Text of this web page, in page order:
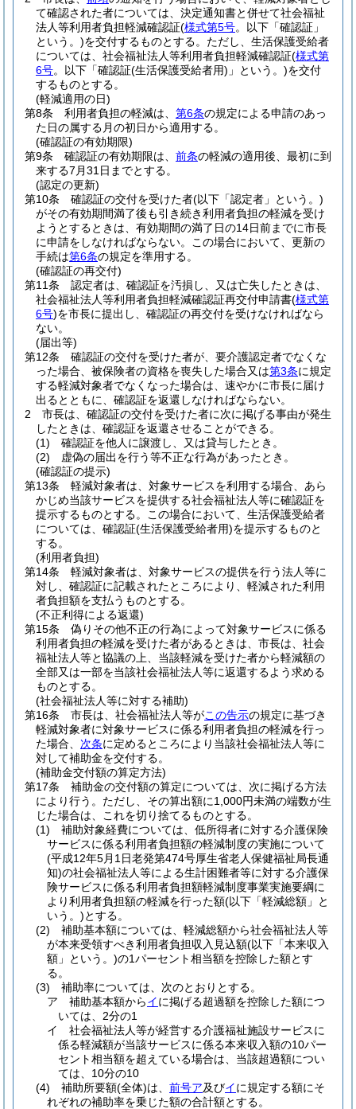
て確認された者については、決定通知書と併せて社会福祉
法人等利用者負担軽減確認証(様式第5号。以下「確認証」
という。)を交付するものとする。 ただし、生活保護受給者
については、社会福祉法人等利用者負担軽減確認証(様式第
6号。以下「確認証(生活保護受給者用) 」という。)を交付
するものとする。
(軽減適用の日)
第8条
利用者負担の軽減は、 第6条の規定による申請のあっ
た日の属する月の初日から適用する。
(確認証の有効期限)
第9条
確認証の有効期限は、 前条の軽減の適用後、最初に到
来する7月31日までとする。
(認定の更新)
第10条
確認証の交付を受けた者(以下「認定者」という。)
がその有効期間満了後も引き続き利用者負担の軽減を受け
ようとするときは、有効期間の満了日の14日前までに市長
に申請をしなければならない。
この場合において、更新の
手続は第6条の規定を準用する。
(確認証の再交付)
第11条
認定者は、確認証を汚損し、又は亡失したときは、
社会福祉法人等利用者負担軽減確認証再交付申請書(様式第
6号)を市長に提出し、確認証の再交付を受けなければなら
ない。
(届出等)
第12条
確認証の交付を受けた者が、要介護認定者でなくな
った場合、被保険者の資格を喪失した場合又は第3条に規定
する軽減対象者でなくなった場合は、速やかに市長に届け
出るとともに、確認証を返還しなければならない。
2
市長は、確認証の交付を受けた者に次に掲げる事由が発生
したときは、確認証を返還させることができる。
(1)
確認証を他人に譲渡し、又は貸与したとき。
(2)
虚偽の届出を行う等不正な行為があったとき。
(確認証の提示)
第13条
軽減対象者は、対象サービスを利用する場合、あら
かじめ当該サービスを提供する社会福祉法人等に確認証を
提示するものとする。
この場合において、生活保護受給者
については、確認証(生活保護受給者用)を提示するものと
する。
(利用者負担)
第14条
軽減対象者は、対象サービスの提供を行う法人等に
対し、確認証に記載されたところにより、軽減された利用
者負担額を支払うものとする。
(不正利得による返還)
第15条
偽りその他不正の行為によって対象サービスに係る
利用者負担の軽減を受けた者があるときは、市長は、社会
福祉法人等と協議の上、当該軽減を受けた者から軽減額の
全部又は一部を当該社会福祉法人等に返還するよう求める
ものとする。
(社会福祉法人等に対する補助)
第16条
市長は、社会福祉法人等がこの告示の規定に基づき
軽減対象者に対象サービスに係る利用者負担の軽減を行っ
た場合、 次条に定めるところにより当該社会福祉法人等に
対して補助金を交付する。
(補助金交付額の算定方法)
第17条
補助金の交付額の算定については、次に掲げる方法
により行う。 ただし、その算出額に1,000円未満の端数が生
じた場合は、これを切り捨てるものとする。
(1)
補助対象経費については、低所得者に対する介護保険
サービスに係る利用者負担額の軽減制度の実施について
(平成12年5月1日老発第474号厚生省老人保健福祉局長通
知)の社会福祉法人等による生計困難者等に対する介護保
険サービスに係る利用者負担額軽減制度事業実施要綱に
より利用者負担額の軽減を行った額(以下「軽減総額」と
いう。)とする。
(2)
補助基本額については、軽減総額から社会福祉法人等
が本来受領すべき利用者負担収入見込額(以下「本来収入
額」という。)の1パーセント相当額を控除した額とす
る。
(3)
補助率については、次のとおりとする。
ア
補助基本額からイに掲げる超過額を控除した額につ
いては、2分の1
イ
社会福祉法人等が経営する介護福祉施設サービスに
係る軽減額が当該サービスに係る本来収入額の10パー
セント相当額を超えている場合は、当該超過額につい
ては、10分の10
(4)
補助所要額(全体)は、 前号ア及びイに規定する額にそ
れぞれの補助率を乗じた額の合計額とする。